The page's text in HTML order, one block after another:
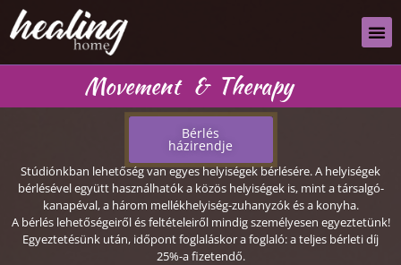
Movement & Therapy
Bérlés
házirendje
Stúdiónkban lehetőség van egyes helyiségek bérlésére. A helyiségek
bérlésével együtt használhatók a közös helyiségek is, mint a társalgó-
kanapéval, a három mellékhelyiség-zuhanyzók és a konyha.
A bérlés lehetőségeiről és feltételeiről mindig személyesen egyeztetünk!
Egyeztetésünk után, időpont foglaláskor a foglaló: a teljes bérleti díj
25%-a fizetendő.